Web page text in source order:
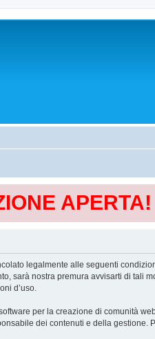
APERTA!
legalmente alle seguenti
sarà nostra premura avvisarti di tali
d’uso.
per la creazione di comunità
dei contenuti e della gestione.